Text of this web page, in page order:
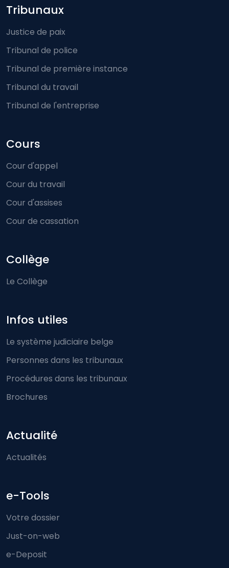
Footer-menu
Tribunaux
Justice de paix
Tribunal de police
Tribunal de première instance
Tribunal du travail
Tribunal de l'entreprise
Cours
Cour d'appel
Cour du travail
Cour d'assises
Cour de cassation
Collège
Le Collège
Infos utiles
Le système judiciaire belge
Personnes dans les tribunaux
Procédures dans les tribunaux
Brochures
Actualité
Actualités
e-Tools
Votre dossier
Just-on-web
e-Deposit